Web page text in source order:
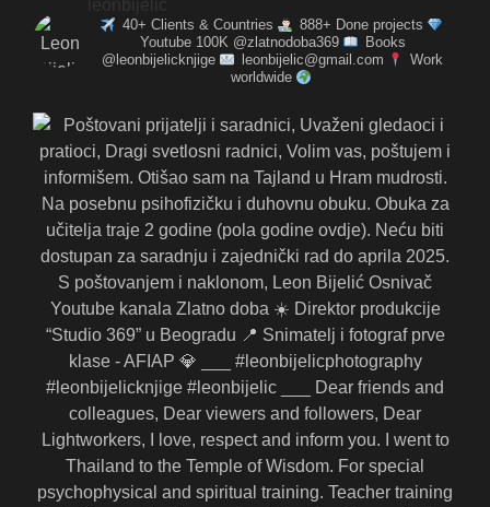
40+ Clients & Countries
888+ Done projects
Youtube 100K @zlatnodoba369
Books
@leonbijelicknjige
leonbijelic@gmail.com
Work
worldwide